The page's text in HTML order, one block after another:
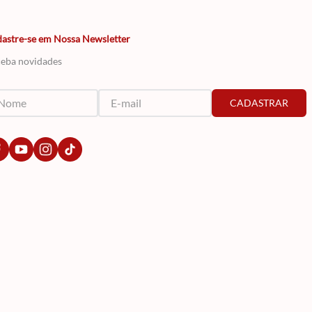
se em Nossa Newsletter
novidades
CADASTRAR